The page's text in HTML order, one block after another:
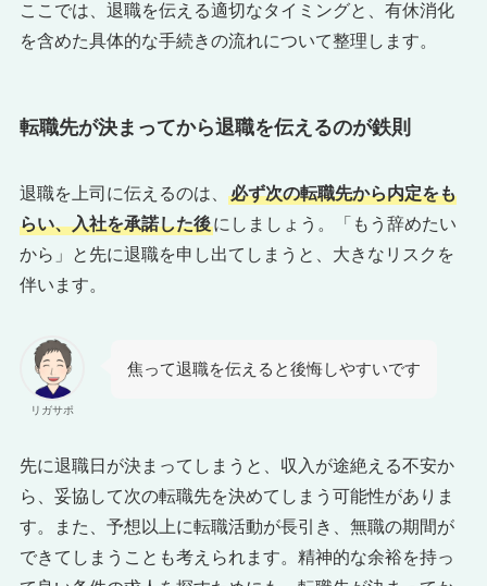
ここでは、退職を伝える適切なタイミングと、有休消化
を含めた具体的な手続きの流れについて整理します。
転職先が決まってから退職を伝えるのが鉄則
退職を上司に伝えるのは、
必ず次の転職先から内定をも
らい、入社を承諾した後にしましょう。「もう辞めたい
から」と先に退職を申し出てしまうと、大きなリスクを
伴います。
リガサポ
焦って退職を伝えると後悔しやすいです
先に退職日が決まってしまうと、収入が途絶える不安か
ら、妥協して次の転職先を決めてしまう可能性がありま
す。また、予想以上に転職活動が長引き、無職の期間が
できてしまうことも考えられます。精神的な余裕を持っ